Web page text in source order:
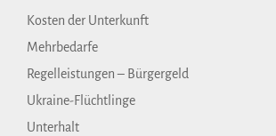
Kosten der Unterkunft
Mehrbedarfe
Regelleistungen – Bürgergeld
Ukraine-Flüchtlinge
Unterhalt